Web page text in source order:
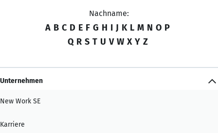
Nachname:
A B C D E F G H I J K L M N O P
Q R S T U V W X Y Z
Unternehmen
New Work SE
Karriere